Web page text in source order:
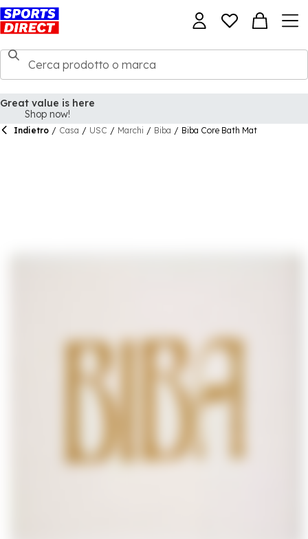
Indietro / Casa / USC / Marchi / Biba / Biba Core Bath Mat